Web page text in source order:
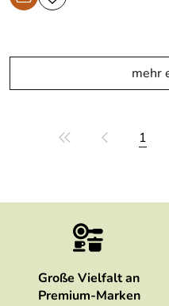
mehr
1
Große Vielfalt an
Premium-Marken